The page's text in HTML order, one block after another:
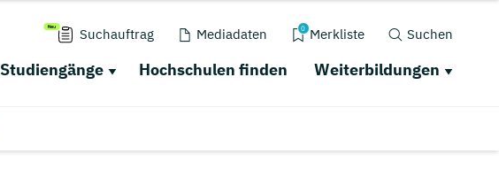
Suchauftrag Mediadaten 0 Merkliste Suchen
Studiengänge Hochschulen finden Weiterbildungen